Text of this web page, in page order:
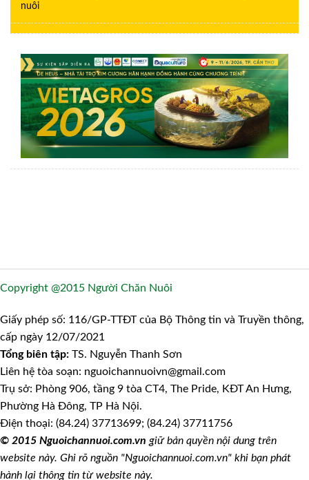
nuôi
Copyright @2015 Người Chăn Nuôi
Giấy phép số: 116/GP-TTĐT của Bộ Thông tin và Truyền thông,
cấp ngày 12/07/2021
Tổng biên tập: TS. Nguyễn Thanh Sơn
Liên hệ tòa soạn: nguoichannuoivn@gmail.com
Trụ sở: Phòng 906, tầng 9 tòa CT4, The Pride, KĐT An Hưng,
Phường Hà Đông, TP Hà Nội.
Điện thoại: (84.24) 37713699; (84.24) 37711756
© 2015 Nguoichannuoi.com.vn giữ bản quyền nội dung trên
website này. Ghi rõ nguồn "Nguoichannuoi.com.vn" khi bạn phát
hành lại thông tin từ website này.